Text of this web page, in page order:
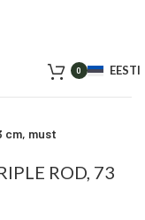
0 EESTI
cm, must
ROD, 73